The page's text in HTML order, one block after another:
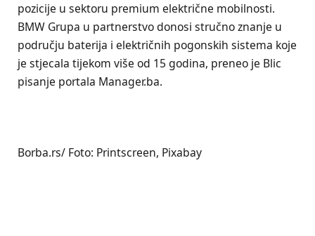
pozicije u sektoru premium električne mobilnosti.
BMW Grupa u partnerstvo donosi stručno znanje u
području baterija i električnih pogonskih sistema koje
je stjecala tijekom više od 15 godina, preneo je Blic
pisanje portala Manager.ba.
Borba.rs/ Foto: Printscreen, Pixabay